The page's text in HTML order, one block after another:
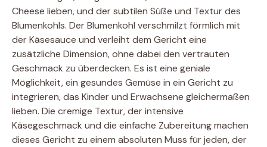
Cheese lieben, und der subtilen Süße und Textur des
Blumenkohls. Der Blumenkohl verschmilzt förmlich mit
der Käsesauce und verleiht dem Gericht eine
zusätzliche Dimension, ohne dabei den vertrauten
Geschmack zu überdecken. Es ist eine geniale
Möglichkeit, ein gesundes Gemüse in ein Gericht zu
integrieren, das Kinder und Erwachsene gleichermaßen
lieben. Die cremige Textur, der intensive
Käsegeschmack und die einfache Zubereitung machen
dieses Gericht zu einem absoluten Muss für jeden, der